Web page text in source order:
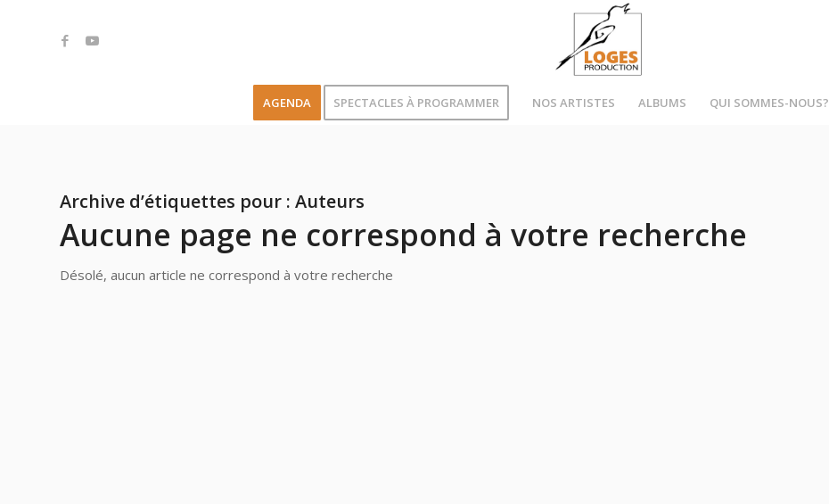
AGENDA SPECTACLES À PROGRAMMER NOS ARTISTES ALBUMS QUI SOMMES-NOUS?
Archive d’étiquettes pour : Auteurs
Aucune page ne correspond à votre recherche
Désolé, aucun article ne correspond à votre recherche